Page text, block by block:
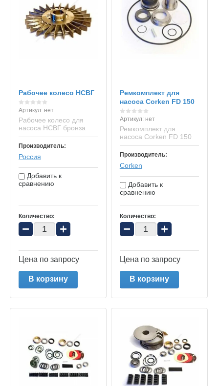
Рабочее колесо НСВГ
Артикул: нет
Рабочее колесо для
насоса НСВГ бронза
Производитель:
Россия
Добавить к
сравнению
Количество:
− +
Цена по запросу
В корзину
Ремкомплект для
насоса Corken FD 150
Артикул:нет
Ремкомплект для
насоса Corken FD 150
Производитель:
Corken
Добавить к
сравнению
Количество:
− +
Цена по запросу
В корзину